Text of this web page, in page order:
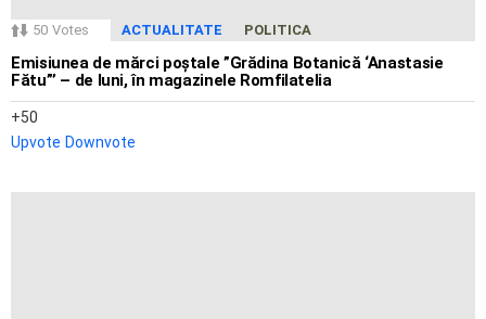
50 Votes ACTUALITATE POLITICA
Emisiunea de mărci poștale ”Grădina Botanică ‘Anastasie
Fătu”’ – de luni, în magazinele Romfilatelia
50
Upvote Downvote